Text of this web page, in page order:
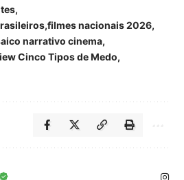
filmes nacionais 2026
narrativo cinema
Cinco Tipos de Medo